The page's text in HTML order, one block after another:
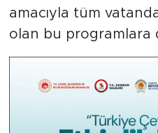
amacıyla tüm
olan bu programlara